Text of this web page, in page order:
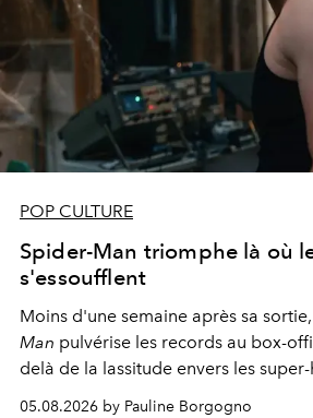
POP CULTURE
Spider-Man triomphe là où
s'essoufflent
Moins d'une semaine après sa
Man pulvérise les records au box-
delà de la lassitude envers les
personnages continuent de susciter
05.08.2026 by Pauline Borgogno